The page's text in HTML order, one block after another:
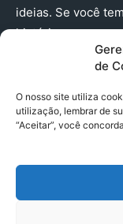
de
O nosso site utiliza
utilização, lembrar de
“Aceitar”, você
ideias. Se você
história que
(91) 98224 -
© 2025 A
Trav. Quintino